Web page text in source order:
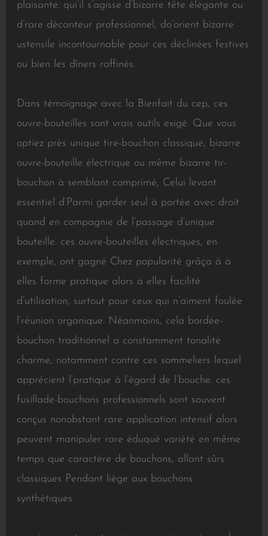
plaisante. qui’il s’agisse d’bizarre tête élégante ou
d’rare décanteur professionnel, do’orient bizarre
ustensile incontournable pour ces déclinées festives
ou bien les dîners raffinés.
Dans témoignage avec la Bienfait du cep, ces
ouvre-bouteilles sont vrais outils exigé. Que vous
optiez près unique tire-bouchon classique, bizarre
ouvre-bouteille électrique ou même bizarre tir-
bouchon à semblant comprimé, Celui levant
essentiel d’Parmi garder seul à portée avec droit
quand en compagnie de l’passage d’unique
bouteille. ces ouvre-bouteilles électriques, en
exemple, ont gagné Chez popularité grâça à à
elles forme pratique alors à elles facilité
d’utilisation, surtout pour ceux qui n’aiment foulée
l’réunion organique. Néanmoins, cela bordée-
bouchon traditionnel a constamment tonalité
charme, notamment contre ces sommeliers lequel
apprécient l’pratique à l’égard de l’bouche. ces
fusillade-bouchons professionnels sont souvent
conçus nonobstant rare application intensif alors
peuvent manipuler rare éduqué variété en même
temps que caractère de bouchons, allant sûrs
classiques Pendant liège aux bouchons
synthétiques.